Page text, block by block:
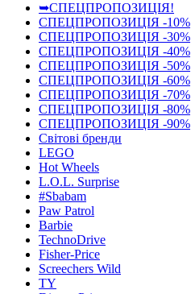
➥СПЕЦПРОПОЗИЦІЯ!
СПЕЦПРОПОЗИЦІЯ -10%
СПЕЦПРОПОЗИЦІЯ -30%
СПЕЦПРОПОЗИЦІЯ -40%
СПЕЦПРОПОЗИЦІЯ -50%
СПЕЦПРОПОЗИЦІЯ -60%
СПЕЦПРОПОЗИЦІЯ -70%
СПЕЦПРОПОЗИЦІЯ -80%
СПЕЦПРОПОЗИЦІЯ -90%
Світові бренди
LEGO
Hot Wheels
L.O.L. Surprise
#Sbabam
Paw Patrol
Barbie
TechnoDrive
Fisher-Price
Screechers Wild
TY